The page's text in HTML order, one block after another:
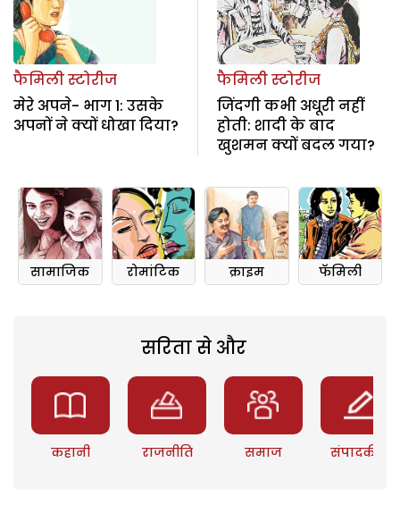
फैमिली स्टोरीज
मेरे अपने- भाग 1: उसके
अपनों ने क्यों धोखा दिया?
फैमिली स्टोरीज
जिंदगी कभी अधूरी नहीं
होती: शादी के बाद
खुशमन क्यों बदल गया?
सामाजिक रोमांटिक क्राइम फॅमिली
सरिता से और
कहानी राजनीति समाज संपादकीय